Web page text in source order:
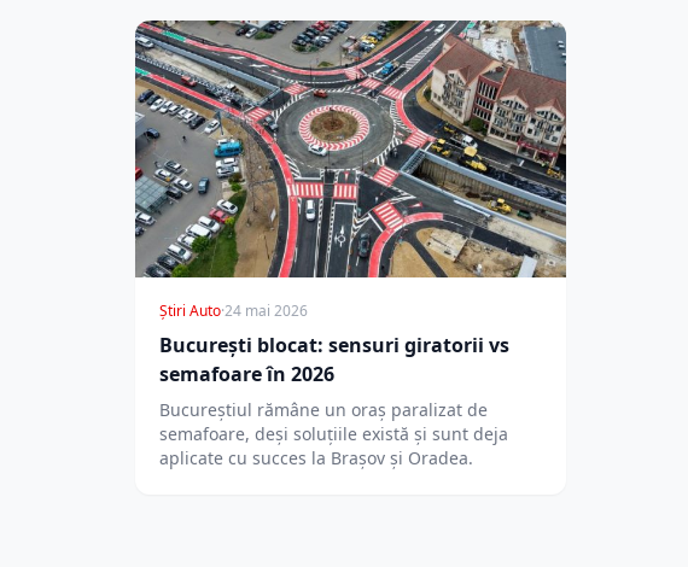
Știri Auto·24 mai 2026
București blocat: sensuri giratorii vs
semafoare în 2026
Bucureștiul rămâne un oraș paralizat de
semafoare, deși soluțiile există și sunt deja
aplicate cu succes la Brașov și Oradea.